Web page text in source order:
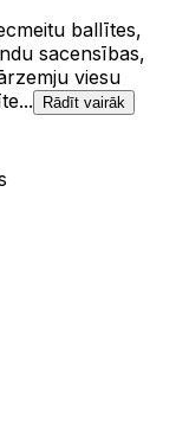
ballītes,
sacensības,
viesu
Rādīt vairāk